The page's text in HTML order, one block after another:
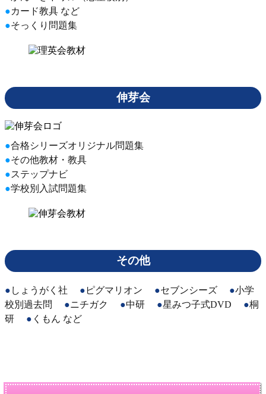
カード教具 など
そっくり問題集
伸芽会
合格シリーズオリジナル問題集
その他教材・教具
ステップナビ
学校別入試問題集
その他
しょうがく社 ピグマリオン セブンシーズ
小学
校別過去問
ニチガク 中研 星みつ子式DVD
桐
研
くもん など